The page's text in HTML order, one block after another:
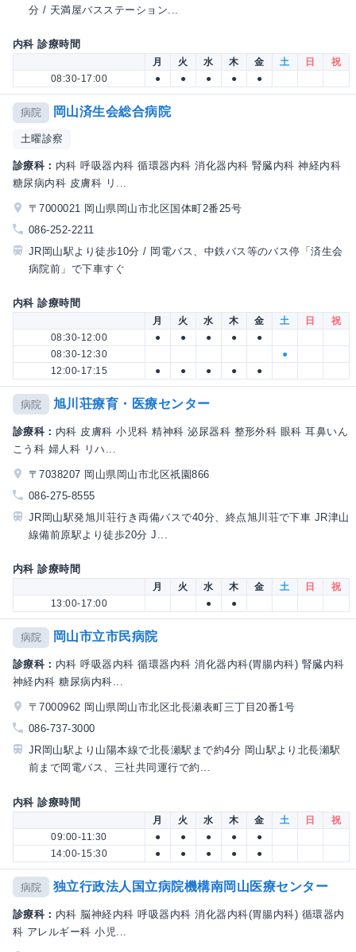
分 / 天満屋バスステーション...
内科 診療時間
月 火 水 木 金 土 日
祝
08:30-17:00
● ● ● ● ●
病院 岡山済生会総合病院
土曜診察
診療科： 内科 呼吸器内科 循環器内科 消化器内科 腎臓内科 神経内科
糖尿病内科 皮膚科 リ...
〒7000021 岡山県岡山市北区国体町2番25号
086-252-2211
JR岡山駅より徒歩10分 / 岡電バス、中鉄バス等のバス停「済生会
病院前」で下車すぐ
内科 診療時間
月 火 水 木 金 土 日
祝
08:30-12:00
● ● ● ●
●
08:30-12:30
●
12:00-17:15
● ● ● ● ●
病院 旭川荘療育・医療センター
診療科： 内科 皮膚科 小児科 精神科 泌尿器科 整形外科 眼科 耳鼻いん
こう科 婦人科 リハ...
〒7038207 岡山県岡山市北区祇園866
086-275-8555
JR岡山駅発旭川荘行き両備バスで40分、終点旭川荘で下車 JR津山
線備前原駅より徒歩20分 J...
内科 診療時間
月 火 水 木 金 土 日
祝
13:00-17:00
● ●
病院 岡山市立市民病院
診療科： 内科 呼吸器内科 循環器内科 消化器内科(胃腸内科) 腎臓内科
神経内科 糖尿病内科...
〒7000962 岡山県岡山市北区北長瀬表町三丁目20番1号
086-737-3000
JR岡山駅より山陽本線で北長瀬駅まで約4分 岡山駅より北長瀬駅
前まで岡電バス、三社共同運行で約...
内科 診療時間
月 火 水 木 金 土 日
祝
09:00-11:30
● ● ● ●
●
14:00-15:30
● ● ● ● ●
病院 独立行政法人国立病院機構南岡山医療センター
診療科： 内科 脳神経内科 呼吸器内科 消化器内科(胃腸内科) 循環器内
科 アレルギー科 小児...